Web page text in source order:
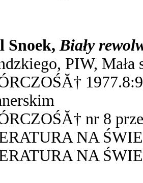
Snoek,Biały
PIW, Mała
nr 8
NA
NA